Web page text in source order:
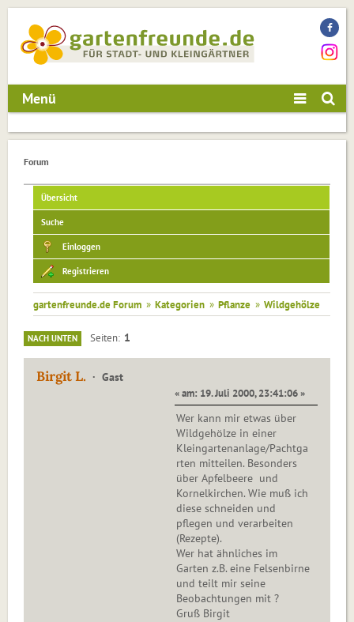
Menü
Forum
Übersicht
Suche
Einloggen
Registrieren
gartenfreunde.de Forum » Kategorien » Pflanze » Wildgehölze
NACH UNTEN Seiten 1
Birgit L. Gast
« am: 19. Juli 2000, 23:41:06 »
Wer kann mir etwas über
Wildgehölze in einer
Kleingartenanlage/Pachtga
rten mitteilen. Besonders
über Apfelbeere und
Kornelkirchen. Wie muß ich
diese schneiden und
pflegen und verarbeiten
(Rezepte).
Wer hat ähnliches im
Garten z.B. eine Felsenbirne
und teilt mir seine
Beobachtungen mit ?
Gruß Birgit